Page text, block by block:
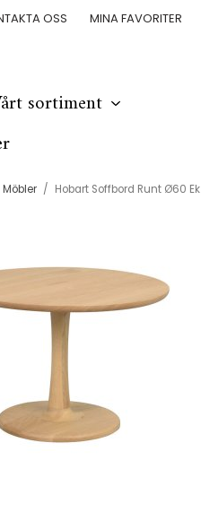
OSS MINA FAVORITER
sortiment
Möbler / Hobart Soffbord Runt Ø60 Ek